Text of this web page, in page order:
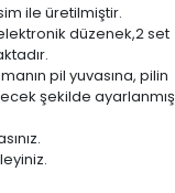
ile üretilmiştir.
düzenek,2 set
pil yuvasına, pilin
şekilde ayarlanmış